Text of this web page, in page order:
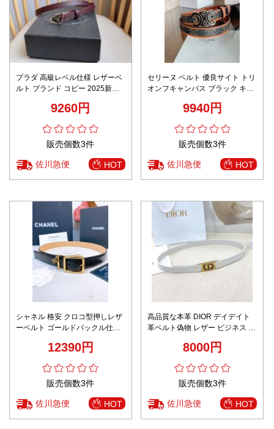
プラダ 高級レベル仕様 レザーベ
ルト ブランド コピー 2025新作
9260円
販売個数3件
佐川急便 HOT
セリーヌ ベルト 優良サイト トリ
オンフキャンバス ブラック キャ
様 高級感仕上げ9940円
販売個数3件
佐川急便 HOT
シャネル 格安 クロコ型押しレザ
ーベルト ゴールドバックル仕様
12390円
販売個数3件
佐川急便 HOT
高品質な本革 DIOR デイデイト
革ベルト偽物 レザー ビジネス 通
8000円
販売個数3件
佐川急便 HOT